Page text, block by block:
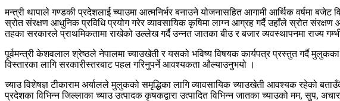
मन्त्री थापाले गण्डकी प्रदेशलाई च्याउमा आत्मनिर्भर बनाउने योजनासहित आगामी आर्थिक वर्षमा
स्रोत संरक्षण आधुनिक प्रविधि प्रयोग गरेर व्यावसायिक कृषिमा लाग्न आग्रह गर्दै उहाँले स्रोत
तहका सरकारले प्राथमिकतामा राखेको उल्लेख गर्दै उन्नत जातका बीउ र बजार व्यवस्थापनमा राज्य
पूर्वमन्त्री केशवलाल श्रेष्ठले नेपालमा च्याउखेती र यसको भविष्य विषयक कार्यपत्र प्रस्तुत गर्दै
विस्तारका लागि सरकारीस्तरबाट पहल गरिनुपर्ने आवश्यकता औल्याउनुभयो ।
च्याउ विशेषज्ञ टीकाराम अर्यालले मुलुकको समृद्धिका लागि व्यावसायिक च्याउखेती आवश्यक रहेको
प्रदेशका विभिन्न जिल्लाका च्याउ उत्पादक कृषकद्वारा उत्पादित विभिन्न जातका च्याउको मम,